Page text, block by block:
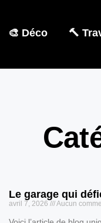
🎨 Déco 🔨
Le garage qui
avril 7, 2026 Aucun